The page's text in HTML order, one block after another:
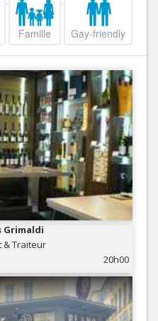
Famille Gay-friendly
Grimaldi
& Traiteur
20h00